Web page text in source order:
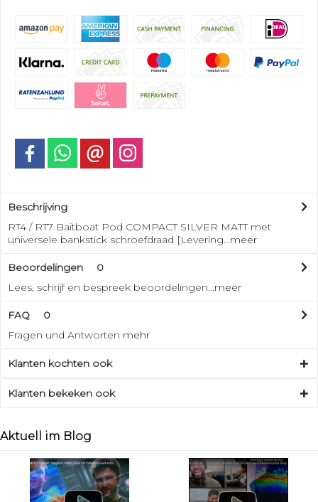
Beschrijving
RT4 / RT7 Baitboat Pod COMPACT SILVER MATT met
universele bankstick schroefdraad [Levering...meer
Beoordelingen
0
Lees, schrijf en bespreek beoordelingen...meer
FAQ
0
Fragen und Antworten mehr
Klanten kochten ook
Klanten bekeken ook
Aktuell im Blog